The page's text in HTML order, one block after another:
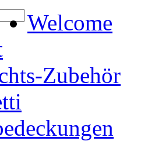
Welcome
Zubehör